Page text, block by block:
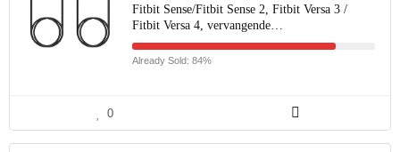
Fitbit Sense/Fitbit Sense 2, Fitbit Versa 3 /
Fitbit Versa 4, vervangende…
Already Sold: 84%
0